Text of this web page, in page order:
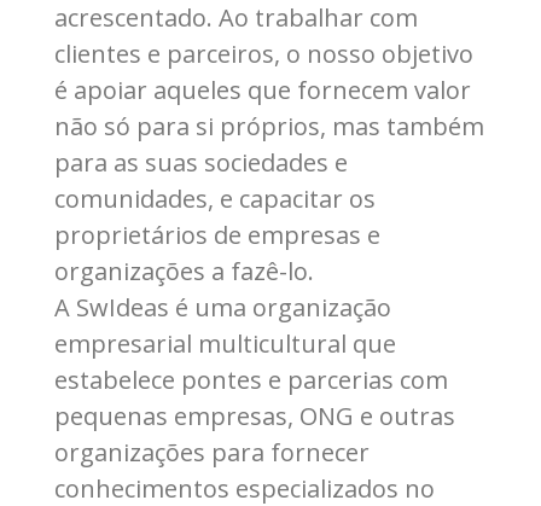
acrescentado. Ao trabalhar com
clientes e parceiros, o nosso objetivo
é apoiar aqueles que fornecem valor
não só para si próprios, mas também
para as suas sociedades e
comunidades, e capacitar os
proprietários de empresas e
organizações a fazê-lo.
A SwIdeas é uma organização
empresarial multicultural que
estabelece pontes e parcerias com
pequenas empresas, ONG e outras
organizações para fornecer
conhecimentos especializados no